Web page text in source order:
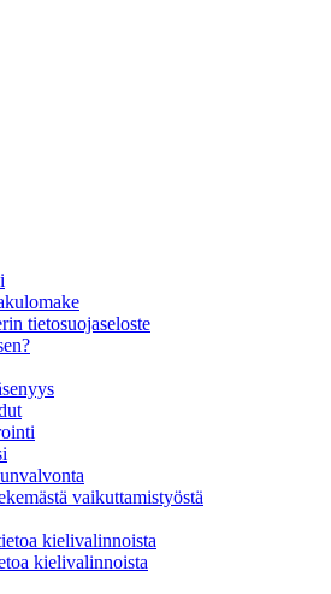
tietosuojaseloste
vaikuttamistyöstä
kielivalinnoista
kielivalinnoista